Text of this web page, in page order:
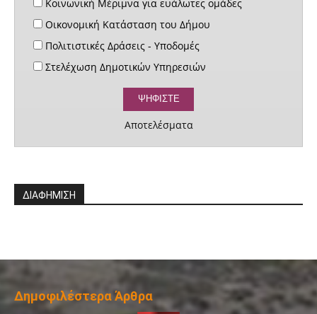
Κοινωνική Μέριμνα για ευάλωτες ομάδες
Οικονομική Κατάσταση του Δήμου
Πολιτιστικές Δράσεις - Υποδομές
Στελέχωση Δημοτικών Υπηρεσιών
Αποτελέσματα
ΔΙΑΦΗΜΙΣΗ
Δημοφιλέστερα Άρθρα